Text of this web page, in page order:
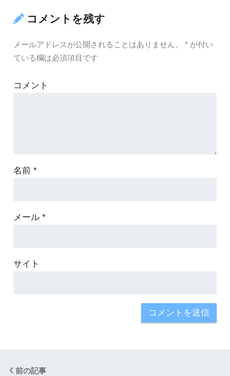
コメントを残す
メールアドレスが公開されることはありません。 *が付い
ている欄は必須項目です
コメント
名前 *
メール *
サイト
前の記事